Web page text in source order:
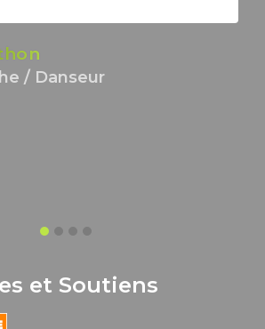
/ Danseur
et Soutiens